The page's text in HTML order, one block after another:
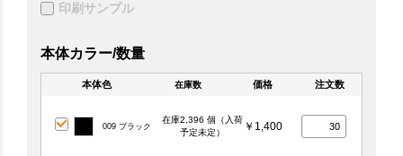
印刷サンプル
本体カラー/数量
本体色 在庫数 価格 注文数
009 ブラック
在庫2,396 個（入荷
予定未定）
￥1,400